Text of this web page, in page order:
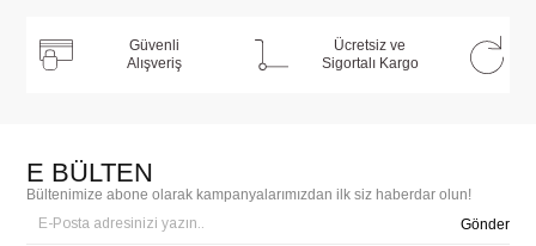
Güvenli
Alışveriş
Ücretsiz ve
Sigortalı Kargo
E BÜLTEN
Bültenimize abone olarak kampanyalarımızdan ilk siz haberdar olun!
Gönder